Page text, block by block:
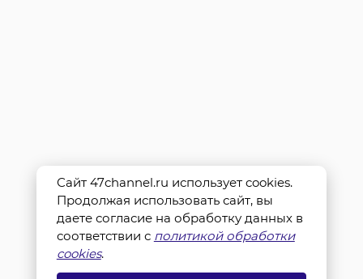
Сайт 47channel.ru использует cookies.
Продолжая использовать сайт, вы
даете согласие на обработку данных в
соответствии с политикой обработки
cookies.